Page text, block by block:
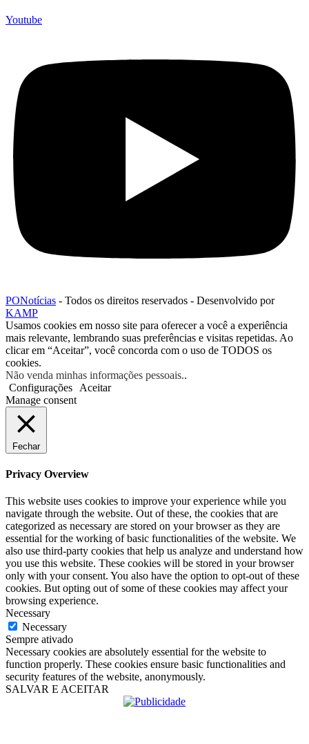
Youtube
PONotícias - Todos os direitos reservados - Desenvolvido por
KAMP
Usamos cookies em nosso site para oferecer a você a experiência
mais relevante, lembrando suas preferências e visitas repetidas. Ao
clicar em “Aceitar”, você concorda com o uso de TODOS os
cookies.
Não venda minhas informações pessoais..
Configurações
Aceitar
Manage consent
Fechar
Privacy Overview
This website uses cookies to improve your experience while you
navigate through the website. Out of these, the cookies that are
categorized as necessary are stored on your browser as they are
essential for the working of basic functionalities of the website. We
also use third-party cookies that help us analyze and understand how
you use this website. These cookies will be stored in your browser
only with your consent. You also have the option to opt-out of these
cookies. But opting out of some of these cookies may affect your
browsing experience.
Necessary
Necessary
Sempre ativado
Necessary cookies are absolutely essential for the website to
function properly. These cookies ensure basic functionalities and
security features of the website, anonymously.
SALVAR E ACEITAR